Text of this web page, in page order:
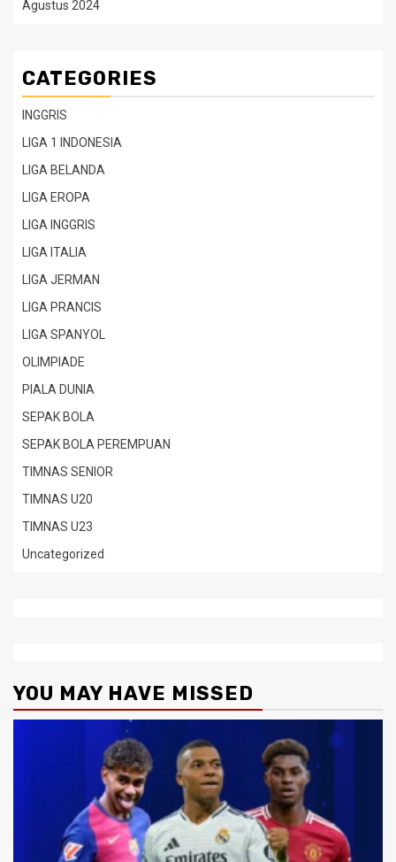
Agustus 2024
CATEGORIES
INGGRIS
LIGA 1 INDONESIA
LIGA BELANDA
LIGA EROPA
LIGA INGGRIS
LIGA ITALIA
LIGA JERMAN
LIGA PRANCIS
LIGA SPANYOL
OLIMPIADE
PIALA DUNIA
SEPAK BOLA
SEPAK BOLA PEREMPUAN
TIMNAS SENIOR
TIMNAS U20
TIMNAS U23
Uncategorized
YOU MAY HAVE MISSED